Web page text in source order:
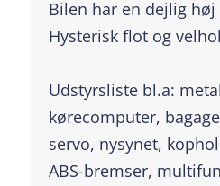
Bilen har en dejlig
Hysterisk flot og
Udstyrsliste bl.a:
kørecomputer,
servo, nysynet,
ABS-bremser,